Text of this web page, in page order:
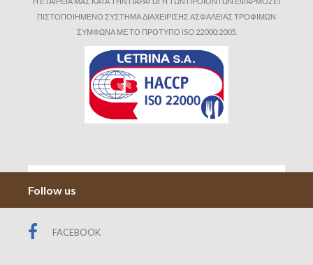
ΠΙΣΤΟΠΟΙΗΜΕΝΟ ΣΥΣΤΗΜΑ ΔΙΑΧΕΙΡΙΣΗΣ ΑΣΦΑΛΕΙΑΣ ΤΡΟΦΙΜΩΝ
ΣΥΜΦΩΝΑ ΜΕ ΤΟ ΠΡΟΤΥΠΟ ISO 22000:2005.
Follow us
FACEBOOK